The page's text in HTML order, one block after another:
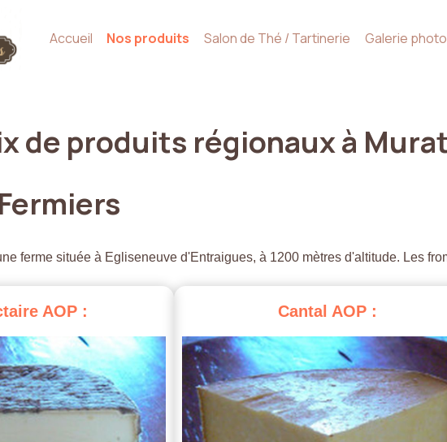
Accueil Nos produits Salon de Thé / Tartinerie Galerie
de produits régionauxà
Fermiers
ferme située à Egliseneuve d'Entraigues, à 1200 mètres d'altitude. Les
AOP : Cantal AOP :